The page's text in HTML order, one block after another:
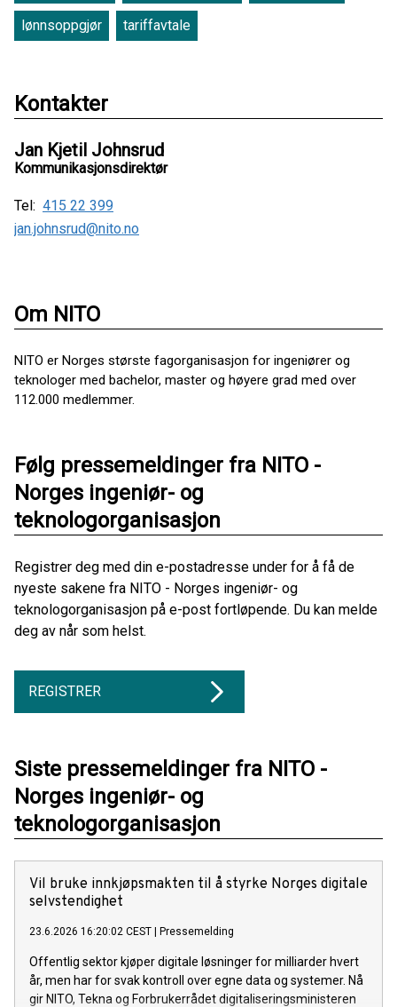
lønnsoppgjør tariffavtale
Kontakter
Jan Kjetil Johnsrud
Kommunikasjonsdirektør
Tel: 415 22 399
jan.johnsrud@nito.no
Om NITO
NITO er Norges største fagorganisasjon for ingeniører og
teknologer med bachelor, master og høyere grad med over
112.000 medlemmer.
Følg pressemeldinger fra NITO -
Norges ingeniør- og
teknologorganisasjon
Registrer deg med din e-postadresse under for å få de
nyeste sakene fra NITO - Norges ingeniør- og
teknologorganisasjon på e-post fortløpende. Du kan melde
deg av når som helst.
REGISTRER
Siste pressemeldinger fra NITO -
Norges ingeniør- og
teknologorganisasjon
Vil bruke innkjøpsmakten til å styrke Norges digitale
selvstendighet
23.6.2026 16:20:02 CEST Pressemelding
Offentlig sektor kjøper digitale løsninger for milliarder hvert
år, men har for svak kontroll over egne data og systemer. Nå
gir NITO, Tekna og Forbrukerrådet digitaliseringsministeren